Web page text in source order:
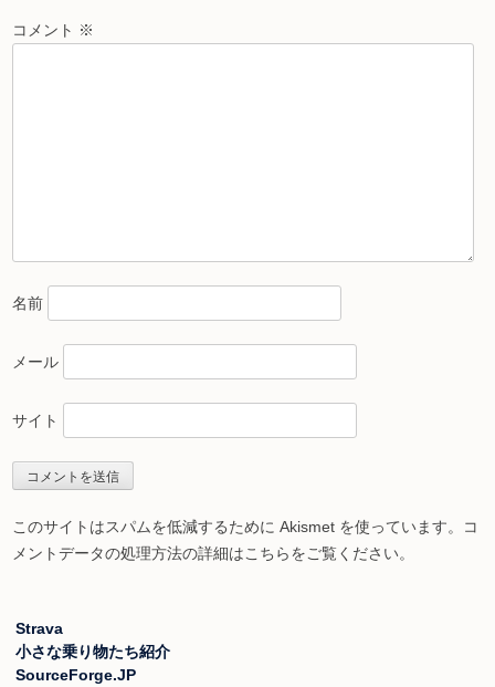
コメント ※
名前
メール
サイト
このサイトはスパムを低減するために Akismet を使っています。
コ
メントデータの処理方法の詳細はこちらをご覧ください。
Strava
小さな乗り物たち紹介
SourceForge.JP